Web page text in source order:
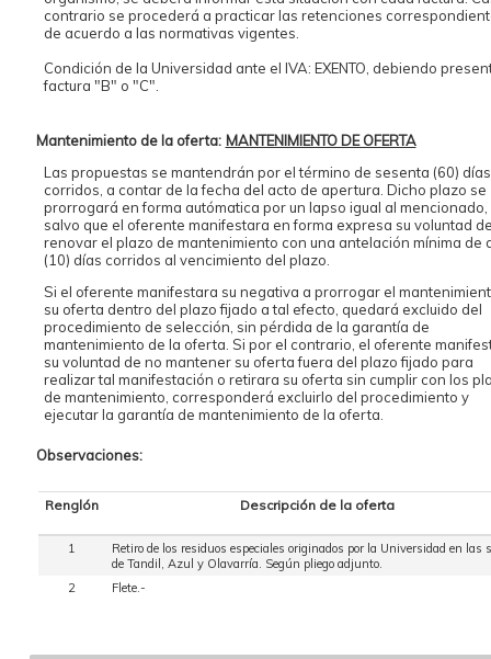
contrario se procederá a practicar las retenciones
de acuerdo a las normativas vigentes.
Condición de la Universidad ante el IVA: EXENTO, debiendo
factura "B" o "C".
Mantenimiento de la oferta: MANTENIMIENTO DE OFERTA
Las propuestas se mantendrán por el término de sesenta (60) días
corridos, a contar de la fecha del acto de apertura. Dicho plazo se
prorrogará en forma autómatica por un lapso igual al mencionado,
salvo que el oferente manifestara en forma expresa su voluntad
renovar el plazo de mantenimiento con una antelación mínima de
(10) días corridos al vencimiento del plazo.
Si el oferente manifestara su negativa a prorrogar el
su oferta dentro del plazo fijado a tal efecto, quedará excluido del
procedimiento de selección, sin pérdida de la garantía de
mantenimiento de la oferta. Si por el contrario, el oferente
su voluntad de no mantener su oferta fuera del plazo fijado para
realizar tal manifestación o retirara su oferta sin cumplir con los
de mantenimiento, corresponderá excluirlo del procedimiento y
ejecutar la garantía de mantenimiento de la oferta.
Observaciones:
Renglón Descripción de la oferta
1
Retiro de los residuos especiales originados por la Universidad en las
de Tandil, Azul y Olavarría. Según pliego adjunto.
2
Flete.-